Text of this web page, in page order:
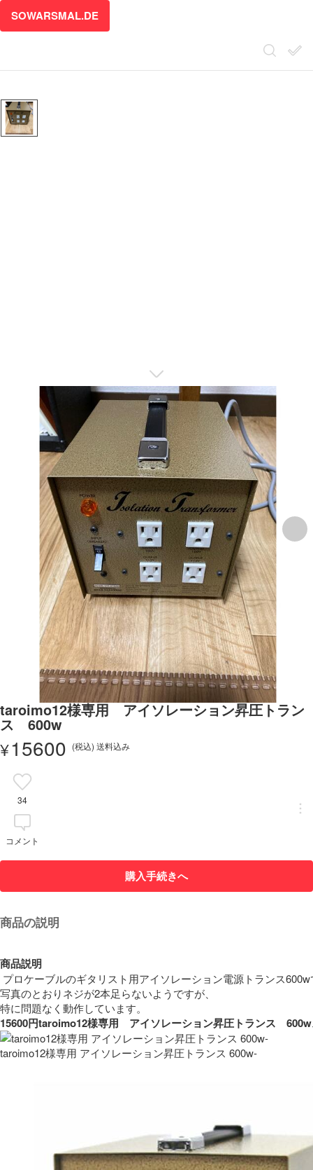
SOWARSMAL.DE
taroimo12様専用 アイソレーション昇圧トラン
ス 600w
¥15600 (税込) 送料込み
34
コメント
購入手続きへ
商品の説明
商品説明
プロケーブルのギタリスト用アイソレーション電源トランス
写真のとおりネジが2本足らないようですが、
15600円taroimo12様専用　アイソレーション昇圧トランス　
taroimo12様専用 アイソレーション昇圧トランス 600w-